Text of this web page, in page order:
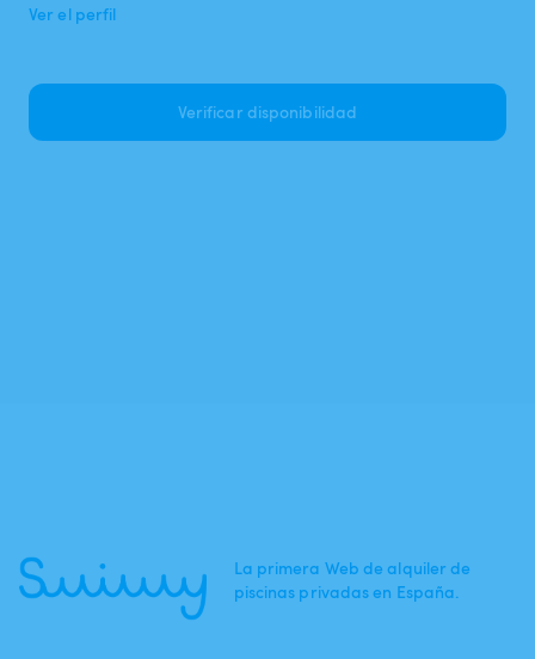
Ver el perfil
Verificar disponibilidad
La primera Web de alquiler de
piscinas privadas en España.